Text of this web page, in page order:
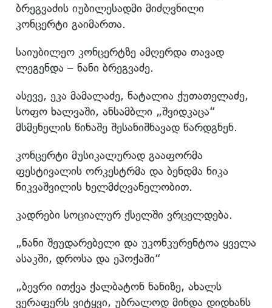
ბრეგვაძის იუბილესადმი მიძღვნილი
კონცერტი გაიმართა.
საიუბილეო კონცერტზე ამღერდა თავად
ლეგენდა – ნანი ბრეგვაძე.
ასევე, ეკა მამალაძე, ნატალია ქუთათელაძე,
სოფო ხალვაში, ანსამბლი „შვიდკაცა“
მსმენელის წინაშე შესანიშნავად წარდგნენ.
კონცერტი მუსიკალურად გააფორმა
ფესტივალის ორკესტრმა და ბენდმა ნიკა
ნიკვაშვილის ხელმძღვანელობით.
კადრები სოციალურ ქსელში ვრცელდება.
„ნანი შეუდარებელი და უკონკურენტოა ყველა
ასაკში, დროსა და ეპოქაში“
„ბევრი ითქვა ქალბატონ ნანიზე, ახალს
ვერაფერს ვიტყვი, უბრალოდ მინდა დიდხანს